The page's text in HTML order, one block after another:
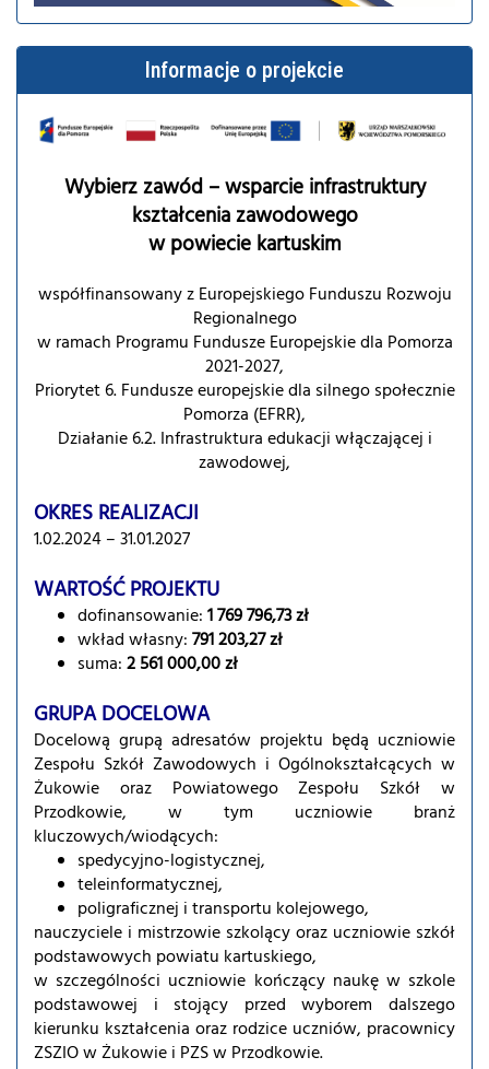
Informacje o projekcie
Wybierz zawód – wsparcie infrastruktury
kształcenia zawodowego
w powiecie kartuskim
współfinansowany z Europejskiego Funduszu Rozwoju
Regionalnego
w ramach Programu Fundusze Europejskie dla Pomorza
2021-2027,
Priorytet 6. Fundusze europejskie dla silnego społecznie
Pomorza (EFRR),
Działanie 6.2. Infrastruktura edukacji włączającej i
zawodowej,
OKRES REALIZACJI
1.02.2024 – 31.01.2027
WARTOŚĆ PROJEKTU
dofinansowanie:1 769 796,73 zł
wkład własny:791 203,27 zł
suma:2 561 000,00 zł
GRUPA DOCELOWA
Docelową grupą adresatów projektu będą uczniowie
Zespołu Szkół Zawodowych i Ogólnokształcących w
Żukowie oraz Powiatowego Zespołu Szkół w
Przodkowie, w tym uczniowie branż
kluczowych/wiodących:
spedycyjno-logistycznej,
teleinformatycznej,
poligraficznej i transportu kolejowego,
nauczyciele i mistrzowie szkolący oraz uczniowie szkół
podstawowych powiatu kartuskiego,
w szczególności uczniowie kończący naukę w szkole
podstawowej i stojący przed wyborem dalszego
kierunku kształcenia oraz rodzice uczniów, pracownicy
ZSZIO w Żukowie i PZS w Przodkowie.